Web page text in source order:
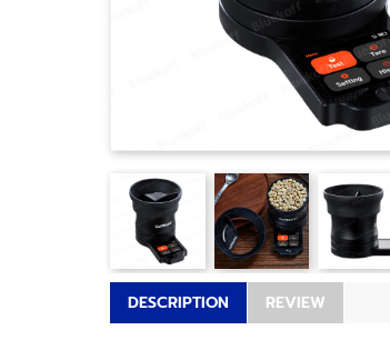
DESCRIPTION REVIEW